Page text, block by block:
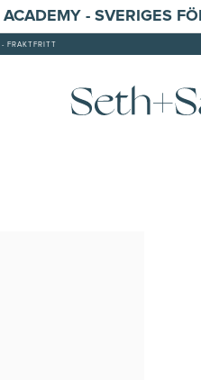
- SVERIGES